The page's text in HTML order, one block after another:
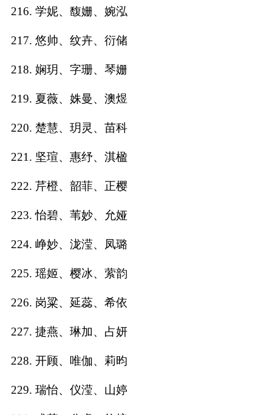
216. 学妮、馥姗、婉泓
217. 悠帅、纹卉、衍储
218. 娴玥、字珊、琴姗
219. 夏薇、姝曼、澳煜
220. 楚慧、玥灵、苗科
221. 坚瑄、惠纾、淇楹
222. 芹橙、韶菲、正樱
223. 怡碧、苇妙、允娅
224. 峥妙、泷滢、凤璐
225. 瑶姬、樱冰、萦韵
226. 岗粱、延蕊、希依
227. 捷燕、琳加、占妍
228. 开顾、唯伽、莉昀
229. 瑞怡、仪滢、山婷